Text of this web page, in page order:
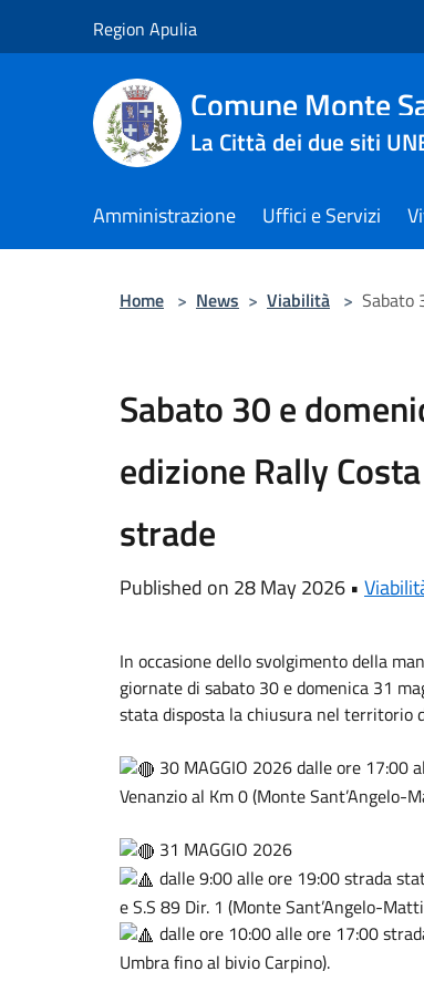
Region Apulia
Comune Monte
La Città dei due siti
Amministrazione Uffici e Servizi
Home > News > Viabilità > Sabato
Sabato 30 e
edizione Rally
strade
Published on 28 May 2026 •
In occasione dello svolgimento della
giornate di sabato 30 e domenica 31
stata disposta la chiusura nel territorio
30 MAGGIO 2026 dalle ore 17:00
Venanzio al Km 0 (Monte Sant’Angelo-
31 MAGGIO 2026
dalle 9:00 alle ore 19:00 strada
e S.S 89 Dir. 1 (Monte Sant’Angelo-
dalle ore 10:00 alle ore 17:00
Umbra fino al bivio Carpino).